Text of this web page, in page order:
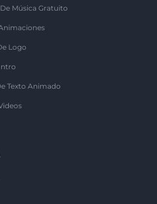
Música Gratuito
Logo
Texto Animado